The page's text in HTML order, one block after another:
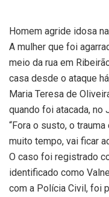
Homem agride idosa
A mulher que foi
meio da rua em
casa desde o ataque
Maria Teresa de
quando foi atacada, no
“Fora o susto, o
muito tempo, vai ficar
O caso foi registrado
identificado como
com a Polícia Civil, foi